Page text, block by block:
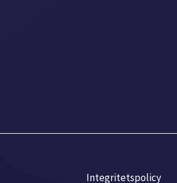
Integritetspolicy